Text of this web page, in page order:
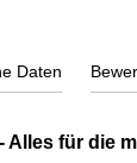
Daten
Alles für die